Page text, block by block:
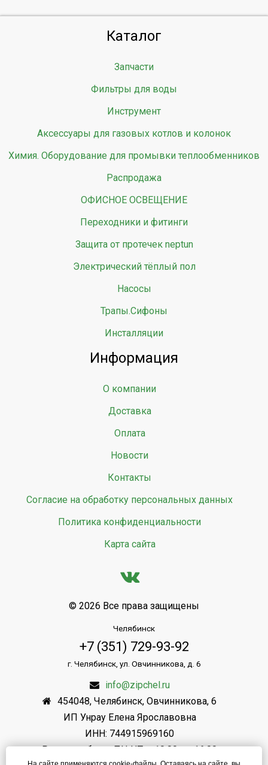
Каталог
Запчасти
Фильтры для воды
Инструмент
Аксессуары для газовых котлов и колонок
Химия. Оборудование для промывки теплообменников
Распродажа
ОФИСНОЕ ОСВЕЩЕНИЕ
Переходники и фитинги
Защита от протечек neptun
Электрический тёплый пол
Насосы
Трапы.Сифоны
Инсталляции
Информация
О компании
Доставка
Оплата
Новости
Контакты
Согласие на обработку персональных данных
Политика конфиденциальности
Карта сайта
© 2026 Все права защищены
Челябинск
+7 (351) 729-93-92
г. Челябинск, ул. Овчинникова, д. 6
info@zipchel.ru
454048, Челябинск, Овчинникова, 6
ИП Унрау Елена Ярославовна
ИНН: 744915969160
Режим работы: ПН-ЧТ: с 10.00 до 16.00